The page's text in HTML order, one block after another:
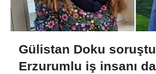
Gülistan Doku
Erzurumlu iş insanı